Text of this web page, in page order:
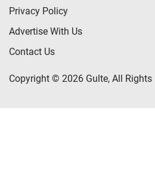
Privacy Policy
Advertise With Us
Contact Us
Copyright © 2026 Gulte, All Rights